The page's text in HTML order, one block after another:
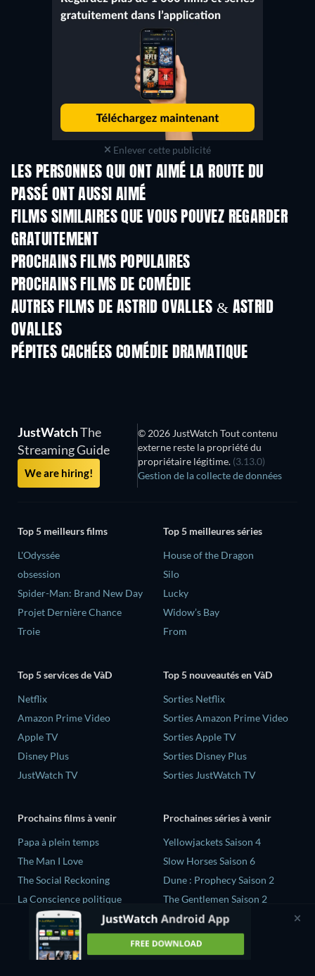
Enlever cette publicité
LES PERSONNES QUI ONT AIMÉ LA ROUTE DU
PASSÉ ONT AUSSI AIMÉ
FILMS SIMILAIRES QUE VOUS POUVEZ REGARDER
GRATUITEMENT
PROCHAINS FILMS POPULAIRES
PROCHAINS FILMS DE COMÉDIE
AUTRES FILMS DE ASTRID OVALLES & ASTRID
OVALLES
PÉPITES CACHÉES COMÉDIE DRAMATIQUE
JustWatchThe
Streaming Guide
We are hiring!
© 2026 JustWatch Tout contenu
externe reste la propriété du
propriétaire légitime. (3.13.0)
Gestion de la collecte de données
Top 5 meilleurs films
L'Odyssée
obsession
Spider-Man: Brand New Day
Projet Dernière Chance
Troie
Top 5 meilleures séries
House of the Dragon
Silo
Lucky
Widow’s Bay
From
Top 5 services de VàD
Netflix
Amazon Prime Video
Apple TV
Disney Plus
JustWatch TV
Top 5 nouveautés en VàD
Sorties Netflix
Sorties Amazon Prime Video
Sorties Apple TV
Sorties Disney Plus
Sorties JustWatch TV
Prochains films à venir
‎Papa à plein temps
The Man I Love
The Social Reckoning
La Conscience politique
In All My Journeys I Am
Returning
Prochaines séries à venir
Yellowjackets Saison 4
Slow Horses Saison 6
Dune : Prophecy Saison 2
The Gentlemen Saison 2
Love Is Blind: UK Saison 3